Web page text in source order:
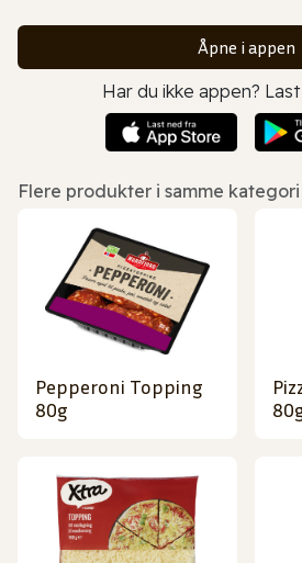
Åpne i appen
Har du ikke appen?
Flere produkter i samme kategori
Pepperoni Topping
80g